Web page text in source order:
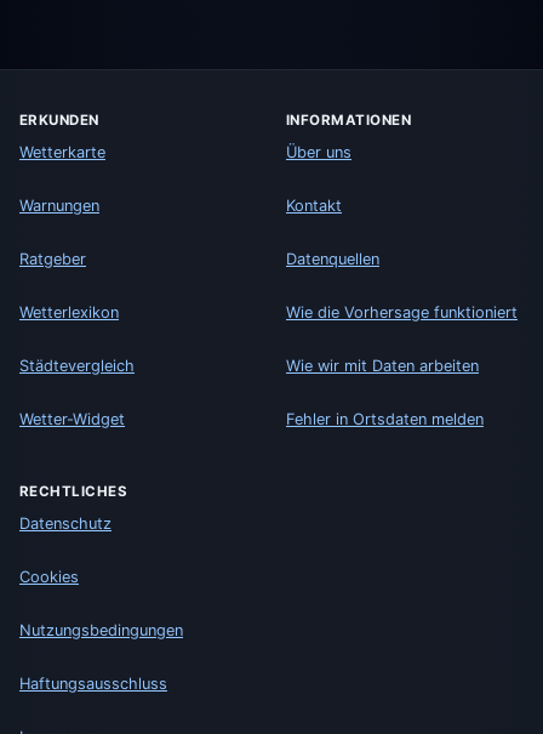
ERKUNDEN
Wetterkarte
Warnungen
Ratgeber
Wetterlexikon
Städtevergleich
Wetter-Widget
INFORMATIONEN
Über uns
Kontakt
Datenquellen
Wie die Vorhersage funktioniert
Wie wir mit Daten arbeiten
Fehler in Ortsdaten melden
RECHTLICHES
Datenschutz
Cookies
Nutzungsbedingungen
Haftungsausschluss